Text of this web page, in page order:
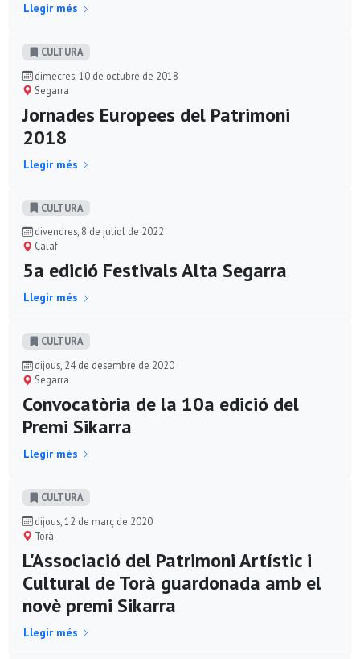
Llegir més
CULTURA
dimecres, 10 de octubre de 2018
Segarra
Jornades Europees del Patrimoni
2018
Llegir més
CULTURA
divendres, 8 de juliol de 2022
Calaf
5a edició Festivals Alta Segarra
Llegir més
CULTURA
dijous, 24 de desembre de 2020
Segarra
Convocatòria de la 10a edició del
Premi Sikarra
Llegir més
CULTURA
dijous, 12 de març de 2020
Torà
L'Associació del Patrimoni Artístic i
Cultural de Torà guardonada amb el
novè premi Sikarra
Llegir més